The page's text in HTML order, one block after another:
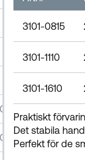
2,5L
3101-0815
3101-1110
3101-1610
Praktiskt
Det stabila
Perfekt för de